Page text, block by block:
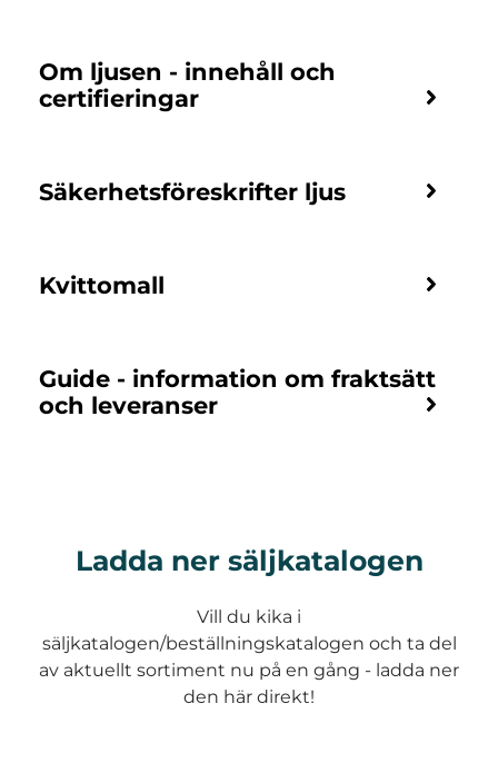
Om ljusen - innehåll och
certifieringar
Säkerhetsföreskrifter ljus
Kvittomall
Guide - information om fraktsätt
och leveranser
Ladda ner säljkatalogen
Vill du kika i
säljkatalogen/beställningskatalogen och ta del
av aktuellt sortiment nu på en gång - ladda ner
den här direkt!